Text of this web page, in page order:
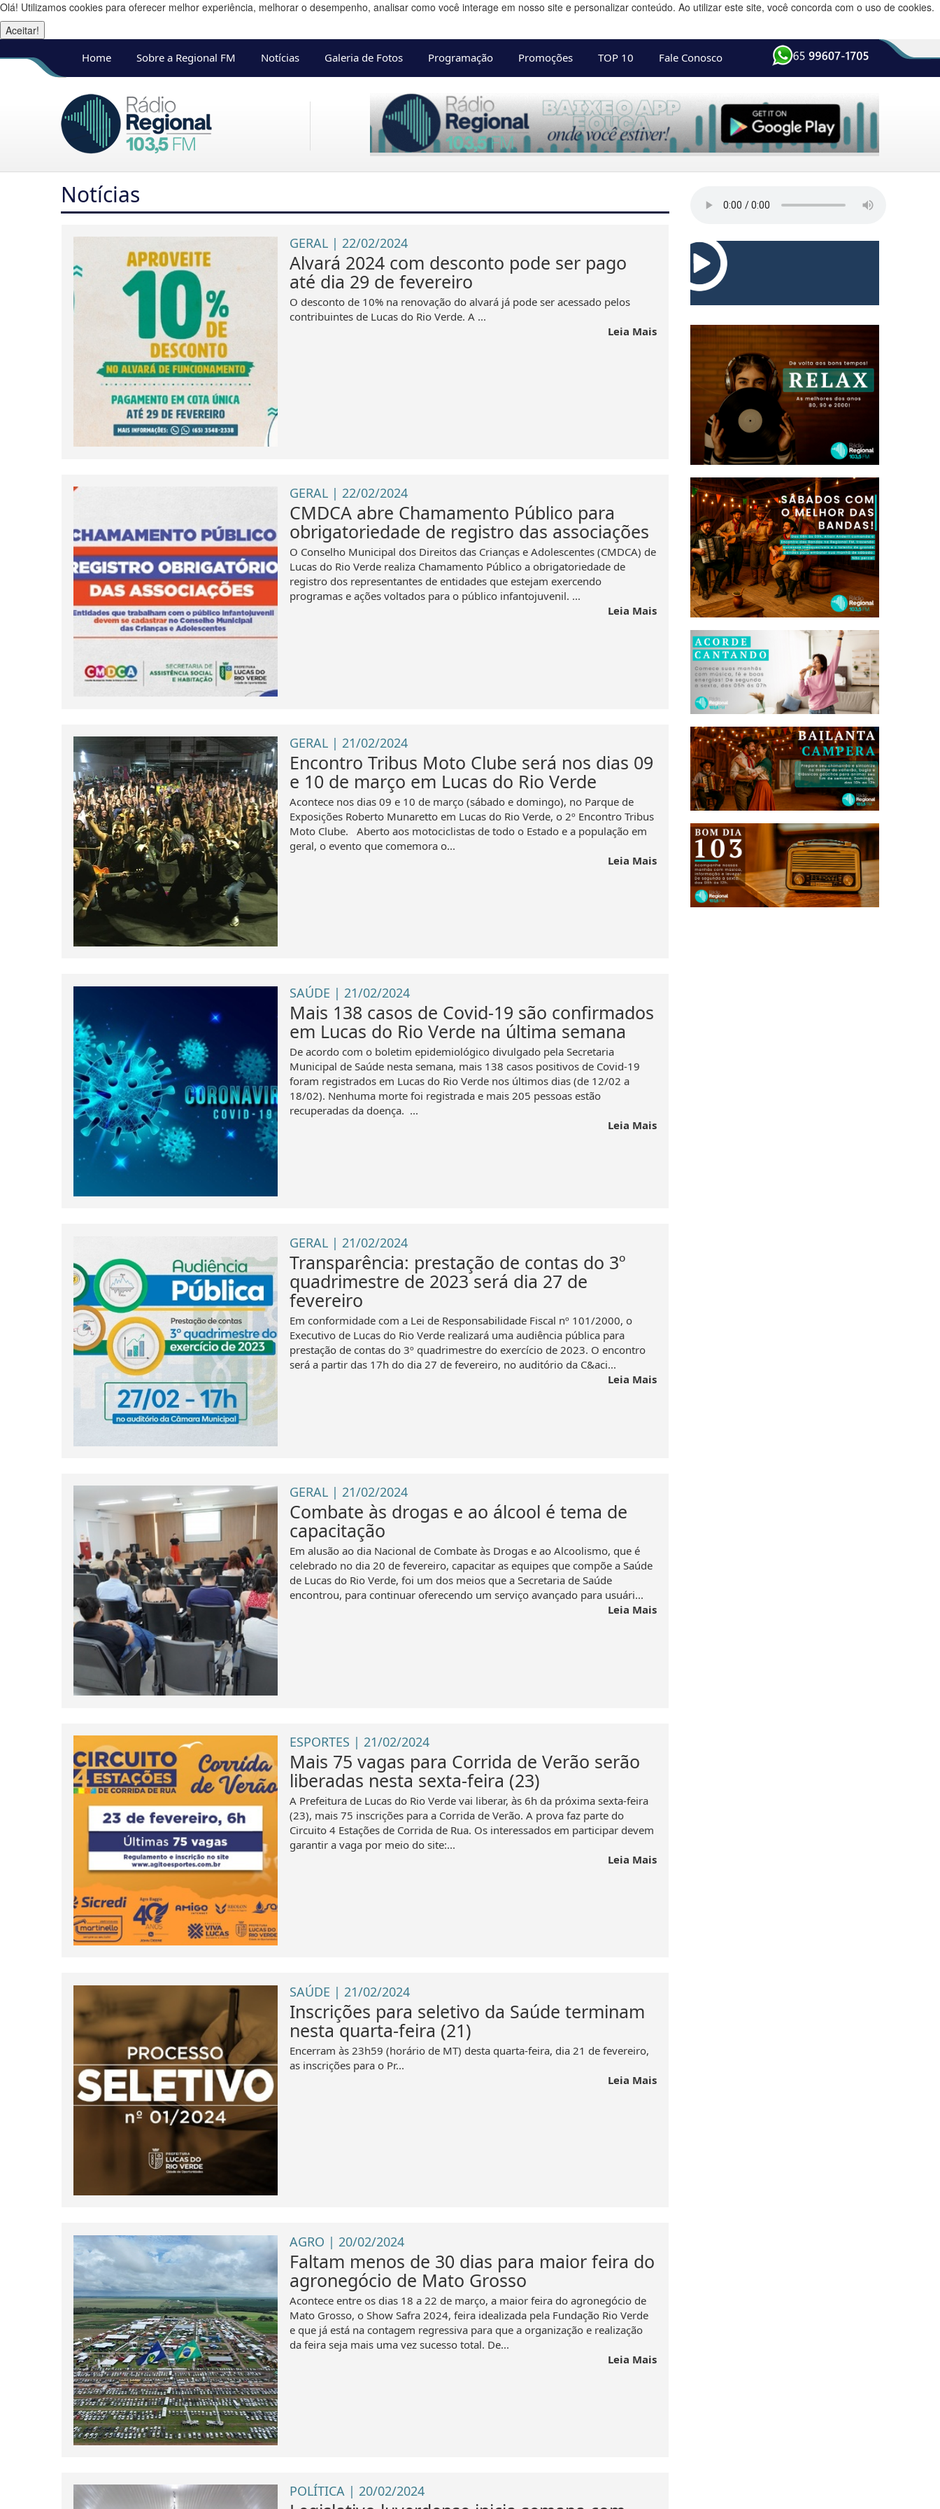
Olá! Utilizamos cookies para oferecer melhor experiência, melhorar o desempenho, analisar como você interage em nosso site e personalizar conteúdo. Ao utilizar este site, você concorda com o uso de cookies.
Aceitar!
Home
Sobre a Regional FM Notícias Galeria de Fotos Programação Promoções TOP 10 Fale Conosco
Notícias
GERAL | 22/02/2024
Alvará 2024 com desconto pode ser pago
até dia 29 de fevereiro
O desconto de 10% na renovação do alvará já pode ser acessado pelos
contribuintes de Lucas do Rio Verde. A ...
Leia Mais
GERAL | 22/02/2024
CMDCA abre Chamamento Público para
obrigatoriedade de registro das associações
O Conselho Municipal dos Direitos das Crianças e Adolescentes (CMDCA) de
Lucas do Rio Verde realiza Chamamento Público a obrigatoriedade de
registro dos representantes de entidades que estejam exercendo
programas e ações voltados para o público infantojuvenil. ...
Leia Mais
GERAL | 21/02/2024
Encontro Tribus Moto Clube será nos dias 09
e 10 de março em Lucas do Rio Verde
Acontece nos dias 09 e 10 de março (sábado e domingo), no Parque de
Exposições Roberto Munaretto em Lucas do Rio Verde, o 2º Encontro Tribus
Moto Clube. Aberto aos motociclistas de todo o Estado e a população em
geral, o evento que comemora o...
Leia Mais
SAÚDE | 21/02/2024
Mais 138 casos de Covid-19 são confirmados
em Lucas do Rio Verde na última semana
De acordo com o boletim epidemiológico divulgado pela Secretaria
Municipal de Saúde nesta semana, mais 138 casos positivos de Covid-19
foram registrados em Lucas do Rio Verde nos últimos dias (de 12/02 a
18/02). Nenhuma morte foi registrada e mais 205 pessoas estão
recuperadas da doença. ...
Leia Mais
GERAL | 21/02/2024
Transparência: prestação de contas do 3º
quadrimestre de 2023 será dia 27 de
fevereiro
Em conformidade com a Lei de Responsabilidade Fiscal nº 101/2000, o
Executivo de Lucas do Rio Verde realizará uma audiência pública para
prestação de contas do 3º quadrimestre do exercício de 2023. O encontro
será a partir das 17h do dia 27 de fevereiro, no auditório da C&aci...
Leia Mais
GERAL | 21/02/2024
Combate às drogas e ao álcool é tema de
capacitação
Em alusão ao dia Nacional de Combate às Drogas e ao Alcoolismo, que é
celebrado no dia 20 de fevereiro, capacitar as equipes que compõe a Saúde
de Lucas do Rio Verde, foi um dos meios que a Secretaria de Saúde
encontrou, para continuar oferecendo um serviço avançado para usuári...
Leia Mais
ESPORTES | 21/02/2024
Mais 75 vagas para Corrida de Verão serão
liberadas nesta sexta-feira (23)
A Prefeitura de Lucas do Rio Verde vai liberar, às 6h da próxima sexta-feira
(23), mais 75 inscrições para a Corrida de Verão. A prova faz parte do
Circuito 4 Estações de Corrida de Rua. Os interessados em participar devem
garantir a vaga por meio do site:...
Leia Mais
SAÚDE | 21/02/2024
Inscrições para seletivo da Saúde terminam
nesta quarta-feira (21)
Encerram às 23h59 (horário de MT) desta quarta-feira, dia 21 de fevereiro,
as inscrições para o Pr...
Leia Mais
AGRO | 20/02/2024
Faltam menos de 30 dias para maior feira do
agronegócio de Mato Grosso
Acontece entre os dias 18 a 22 de março, a maior feira do agronegócio de
Mato Grosso, o Show Safra 2024, feira idealizada pela Fundação Rio Verde
e que já está na contagem regressiva para que a organização e realização
da feira seja mais uma vez sucesso total. De...
Leia Mais
POLÍTICA | 20/02/2024